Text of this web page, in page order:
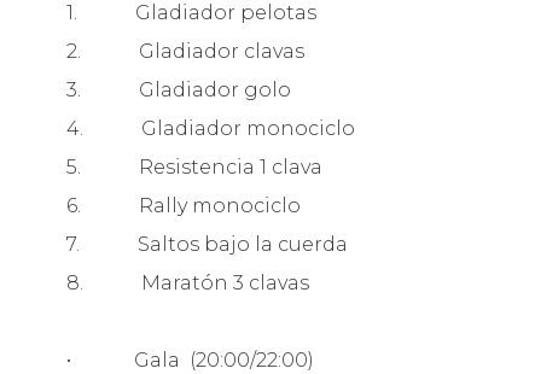
1. Gladiador pelotas
2. Gladiador clavas
3. Gladiador golo
4. Gladiador monociclo
5. Resistencia 1 clava
6. Rally monociclo
7. Saltos bajo la cuerda
8. Maratón 3 clavas
• Gala (20:00/22:00)